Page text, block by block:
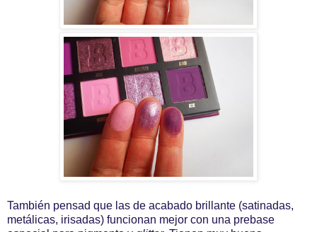
También pensad que las de acabado brillante (satinadas,
metálicas, irisadas) funcionan mejor con una prebase